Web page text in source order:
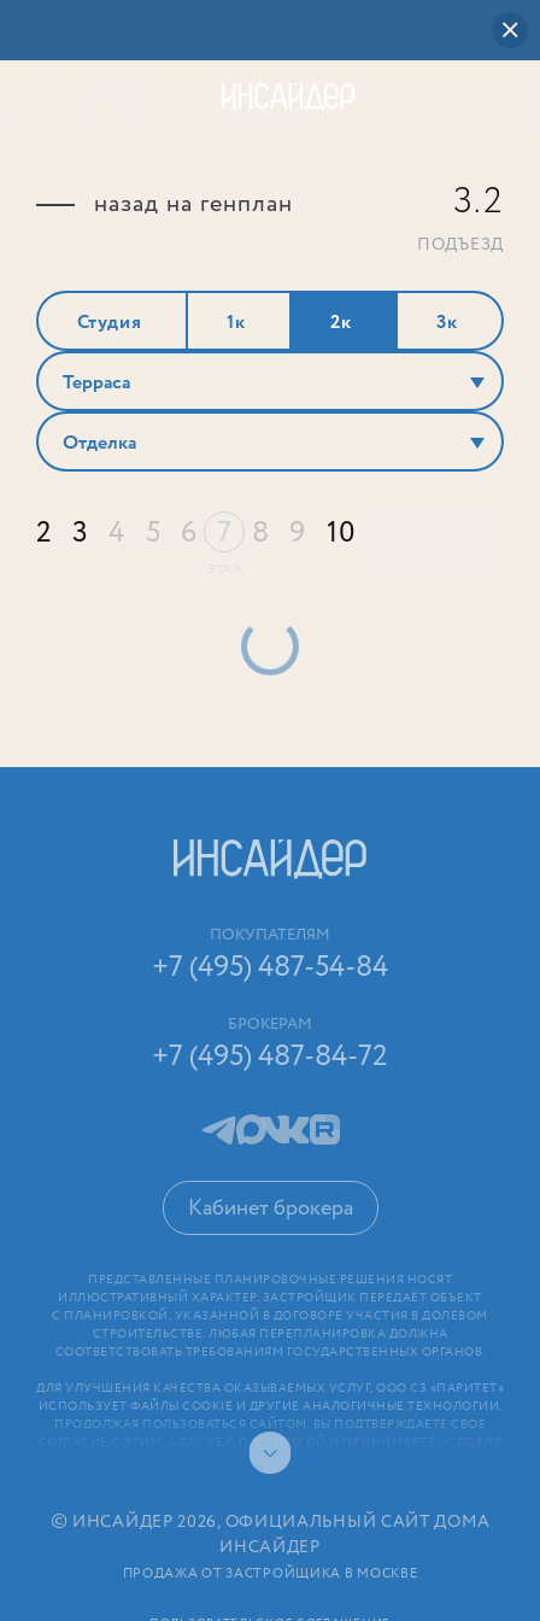
назад на генплан 3.2
ПОДЪЕЗД
Студия 1к 2к 3к
Терраса
Отделка
2 3 4 5 6 7 8 9 10
ПОКУПАТЕЛЯМ
+7 (495) 487-54-84
БРОКЕРАМ
+7 (495) 487-84-72
Кабинет брокера
ПРЕДСТАВЛЕННЫЕ ПЛАНИРОВОЧНЫЕ РЕШЕНИЯ НОСЯТ
ИЛЛЮСТРАТИВНЫЙ ХАРАКТЕР. ЗАСТРОЙЩИК ПЕРЕДАЁТ ОБЪЕКТ
С ПЛАНИРОВКОЙ, УКАЗАННОЙ В ДОГОВОРЕ УЧАСТИЯ В ДОЛЕВОМ
СТРОИТЕЛЬСТВЕ. ЛЮБАЯ ПЕРЕПЛАНИРОВКА ДОЛЖНА
СООТВЕТСТВОВАТЬ ТРЕБОВАНИЯМ ГОСУДАРСТВЕННЫХ ОРГАНОВ.
ДЛЯ УЛУЧШЕНИЯ КАЧЕСТВА ОКАЗЫВАЕМЫХ УСЛУГ, ООО СЗ «ПАРИТЕТ»
ИСПОЛЬЗУЕТ ФАЙЛЫ COOKIE И ДРУГИЕ АНАЛОГИЧНЫЕ ТЕХНОЛОГИИ.
ПРОДОЛЖАЯ ПОЛЬЗОВАТЬСЯ САЙТОМ, ВЫ ПОДТВЕРЖДАЕТЕ СВОЕ
СОГЛАСИЕ С ЭТИМ, А ТАКЖЕ С ПОЛИТИКОЙ И ПРИНИМАЕТЕ УСЛОВИЯ
ПОЛЬЗОВАТЕЛЬСКОГО СОГЛАШЕНИЯ. ЛЮБАЯ ИНФОРМАЦИЯ,
ПРЕДСТАВЛЕННАЯ НА САЙТЕ, НОСИТ ИНФОРМАЦИОННЫЙ ХАРАКТЕР
ЗАСТРОЙЩИКОМ (В ТОМ ЧИСЛЕ РАЗМЕЩЕНИЕ ПРОЕКТНЫХ
ДЕКЛАРАЦИЙ И ИНЫХ ОБЯЗАТЕЛЬНЫХ ДОКУМЕНТОВ)
В СООТВЕТСТВИИ СО СТАТЬЕЙ 3.1. ФЕДЕРАЛЬНОГО ЗАКОНА
ОТ 30.12.2004 N 214⁠-⁠ФЗ «ОБ УЧАСТИИ В ДОЛЕВОМ СТРОИТЕЛЬСТВЕ
© ИНСАЙДЕР 2026, ОФИЦИАЛЬНЫЙ САЙТ ДОМА
ИНСАЙДЕР
ПРОДАЖА ОТ ЗАСТРОЙЩИКА В МОСКВЕ